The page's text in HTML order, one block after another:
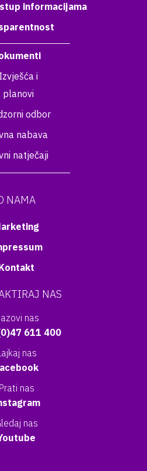
informacijama
Izvješća i
planovi
odbor
nabava
natječaji
NAMA
NAS
nas
611 400
nas
Prati nas
nas